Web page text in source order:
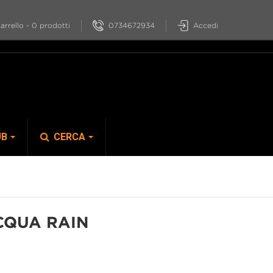
- 0 prodotti 0734672934 Accedi
CERCA
RAIN